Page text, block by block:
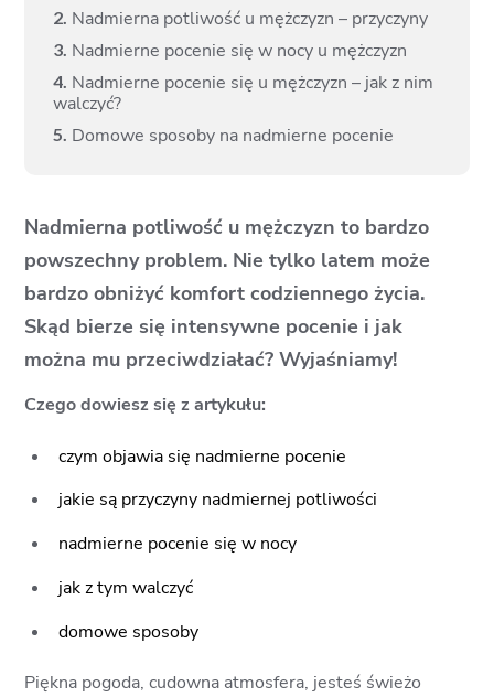
2. Nadmierna potliwość u mężczyzn – przyczyny
3. Nadmierne pocenie się w nocy u mężczyzn
4. Nadmierne pocenie się u mężczyzn – jak z nim
walczyć?
5. Domowe sposoby na nadmierne pocenie
Nadmierna potliwość u mężczyzn to bardzo
powszechny problem. Nie tylko latem może
bardzo obniżyć komfort codziennego życia.
Skąd bierze się intensywne pocenie i jak
można mu przeciwdziałać? Wyjaśniamy!
Czego dowiesz się z artykułu:
czym objawia się nadmierne pocenie
jakie są przyczyny nadmiernej potliwości
nadmierne pocenie się w nocy
jak z tym walczyć
domowe sposoby
Piękna pogoda, cudowna atmosfera, jesteś świeżo